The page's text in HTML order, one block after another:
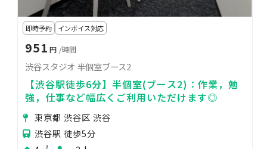
即時予約 インボイス対応
951 円 /時間
渋谷スタジオ 半個室ブース2
【渋谷駅徒歩6分】半個室(ブース2)：作業，勉
強，仕事など幅広くご利用いただけます◎
東京都 渋谷区 渋谷
渋谷駅 徒歩5分